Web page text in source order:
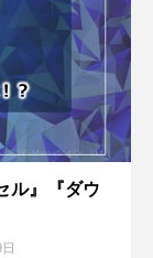
ル』『ダウ